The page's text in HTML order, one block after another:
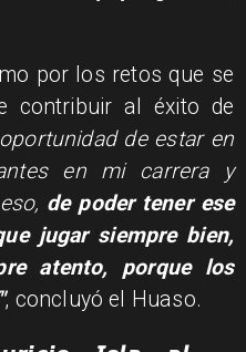
por los retos que se
contribuir al éxito de
de estar en
en mi carrera y
de poder tener ese
jugar siempre bien,
atento, porque los
, concluyó el Huaso.